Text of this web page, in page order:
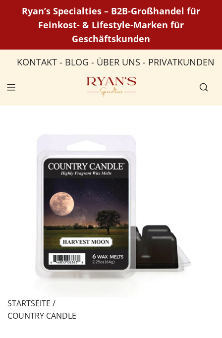
t
Ryan’s Specialties – B2B-Großhandel für
Feinkost- & Lifestyle-Marken für
Geschäftskunden
KONTAKT - BLOG - ÜBER UNS - PRIVATKUNDEN
STARTSEITE /
COUNTRY CANDLE